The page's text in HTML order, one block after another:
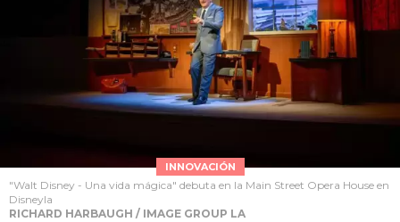
INNOVACIÓN
"Walt Disney - Una vida mágica" debuta en la Main Street Opera House en
Disneyla
RICHARD HARBAUGH / IMAGE GROUP LA